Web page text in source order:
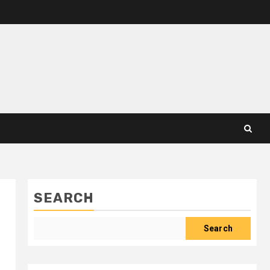
SEARCH
Search